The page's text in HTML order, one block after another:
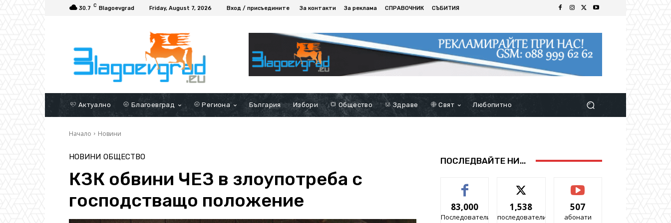
30.7 C Blagoevgrad Friday, August 7, 2026 Вход / присъедините За контакти За реклама СПРАВОЧНИК СЪБИТИЯ
Актуално Благоевград Региона България Избори Общество Здраве Свят Любопитно
Начало Новини
НОВИНИ ОБЩЕСТВО
КЗК обвини ЧЕЗ в злоупотреба с
господстващо положение
ПОСЛЕДВАЙТЕ НИ...
83,000
Последователи
1,538
последователи
507
абонати